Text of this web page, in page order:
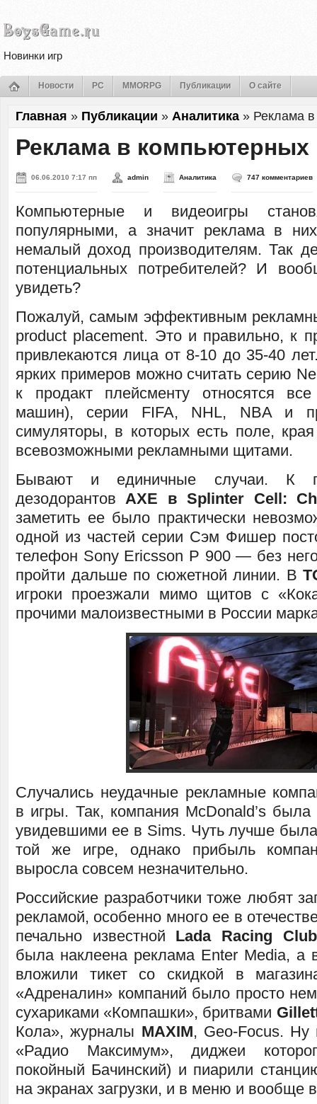
Новинки игр
Новости PC MMORPG Публикации О сайте
Главная » Публикации » Аналитика » Реклама
Реклама в компьютерных
06.06.2010 7:17 пп admin Аналитика 747 комментариев
Компьютерные и видеоигры
популярными, а значит реклама в
немалый доход производителям. Так
потенциальных потребителей? И
увидеть?
Пожалуй, самым эффективным
product placement. Это и правильно, к
привлекаются лица от 8-10 до 35-40
ярких примеров можно считать серию
к продакт плейсменту относятся
машин), серии FIFA, NHL, NBA и
симуляторы, в которых есть поле,
всевозможными рекламными щитами.
Бывают и единичные случаи. К
дезодорантовAXE в Splinter Cell:
заметить ее было практически
одной из частей серии Сэм Фишер
телефон Sony Ericsson P 900 — без
пройти дальше по сюжетной линии. В
игроки проезжали мимо щитов с
прочими малоизвестными в России
Случались неудачные рекламные
в игры. Так, компания McDonald’s была
увидевшими ее в Sims. Чуть лучше
той же игре, однако прибыль
выросла совсем незначительно.
Российские разработчики тоже любят
рекламой, особенно много ее в
печально известной Lada Racing Club
была наклеена реклама Enter Media, а
вложили тикет со скидкой в
«Адреналин» компаний было просто
сухариками «Компашки», бритвами
Кола», журналы MAXIM, Geo-Focus. Ну
«Радио Максимум», диджеи
покойный Бачинский) и пиарили
на экранах загрузки, и в меню и вообще